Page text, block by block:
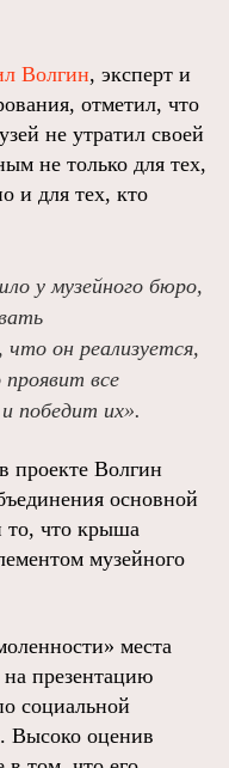
Волгин, эксперт и
отметил, что
не утратил своей
не только для тех,
и для тех, кто
у музейного бюро,
он реализуется,
все
победит их».
проекте Волгин
основной
что крыша
музейного
места
презентацию
социальной
Высоко оценив